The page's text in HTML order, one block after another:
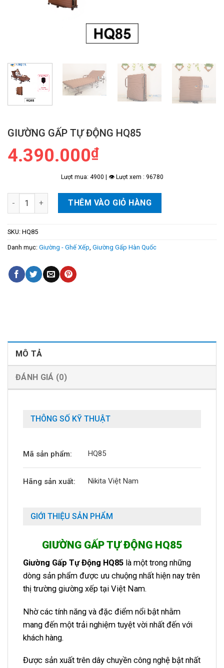
GIƯỜNG GẤP TỰ ĐỘNG HQ85
4.390.000₫
Lượt mua: 4900 | 👁 Lượt xem : 96780
Giường Gấp Tự Động HQ85 số lượng
THÊM VÀO GIỎ HÀNG
SKU: HQ85
Danh mục: Giường - Ghế Xếp Giường Gấp Hàn Quốc
MÔ TẢ
ĐÁNH GIÁ (0)
THÔNG SỐ KỸ THUẬT
Mã sản phẩm: HQ85
Hãng sản xuất: Nikita Việt Nam
GIỚI THIỆU SẢN PHẨM
GIƯỜNG GẤP TỰ ĐỘNG HQ85
Giường Gấp Tự Động HQ85 là một trong những
dòng sản phẩm được ưu chuộng nhất hiện nay trên
thị trường giường xếp tại Việt Nam.
Nhờ các tính năng và đặc điểm nổi bật nhằm
mang đến một trải nghiệm tuyệt vời nhất đến với
khách hàng.
Được sản xuất trên dây chuyền công nghệ bật nhất